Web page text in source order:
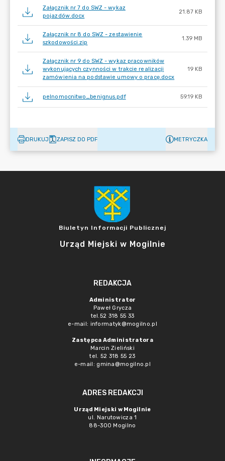
Załącznik nr 7 do SWZ - wykaz
pojazdów.docx
21.87 KB
Załącznik nr 8 do SWZ - zestawienie
szkodowości.zip
1.39 MB
Załącznik nr 9 do SWZ - wykaz pracowników
wykonujących czynności w trakcie realizacji
zamówienia na podstawie umowy o pracę.docx
19 KB
pelnomocnitwo_benignus.pdf 59.19 KB
DRUKUJ ZAPISZ DO PDF METRYCZKA
Biuletyn Informacji Publicznej
Urząd Miejski w Mogilnie
REDAKCJA
Administrator
Paweł Grycza
tel.52 318 55 33
e-mail: informatyk@mogilno.pl
Zastępca Administratora
Marcin Zieliński
tel. 52 318 55 23
e-mail: gmina@mogilno.pl
ADRES REDAKCJI
Urząd Miejski w Mogilnie
ul. Narutowicza 1
88-300 Mogilno